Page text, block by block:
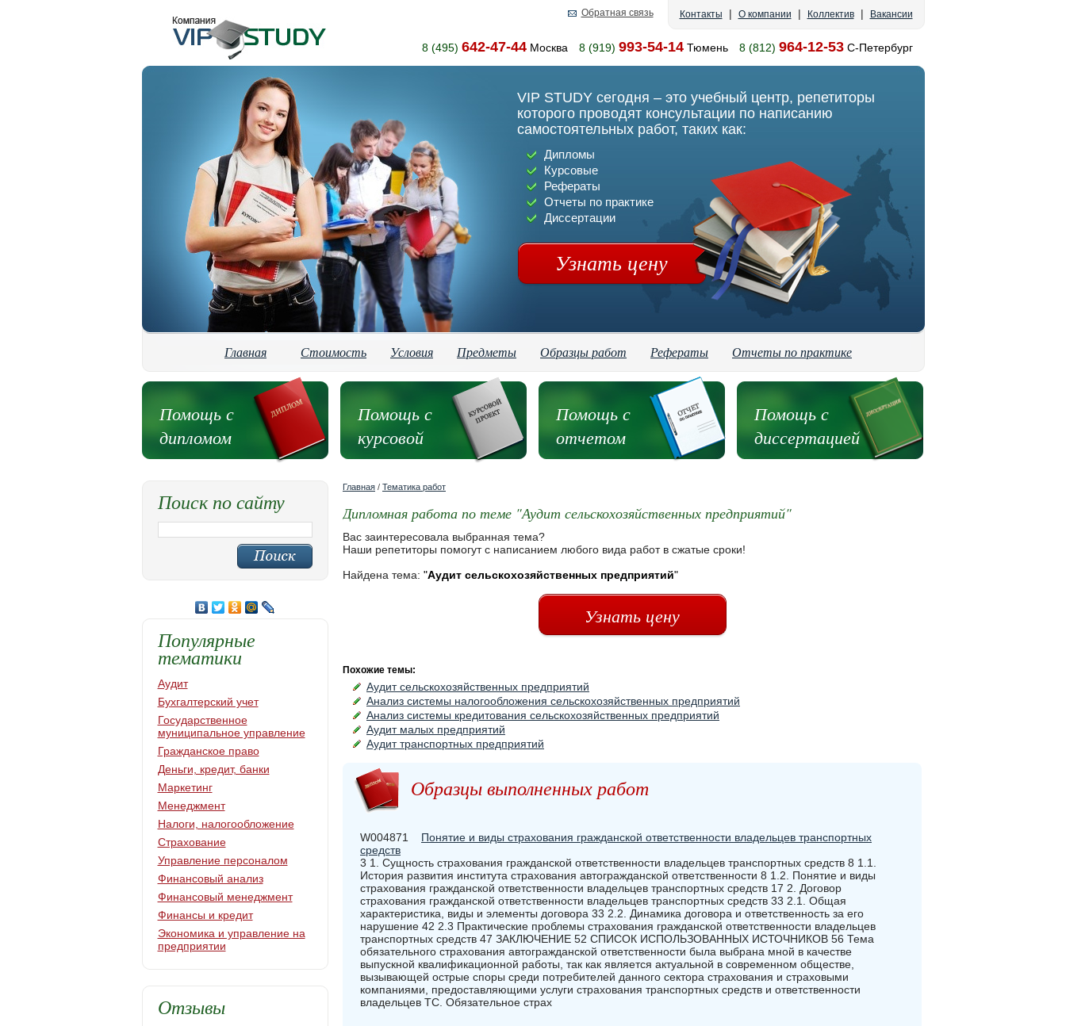
Контакты | О компании | Коллектив| Вакансии
Обратная связь
8 (495) 642-47-44Москва 8 (919) 993-54-14Тюмень 8 (812) 964-12-53С-Петербург
VIP STUDY сегодня – это учебный центр, репетиторы
которого проводят консультации по написанию
самостоятельных работ, таких как:
Дипломы
Курсовые
Рефераты
Отчеты по практике
Диссертации
Узнать цену
Главная Стоимость Условия Предметы Образцы работ Рефераты Отчеты по практике
Помощь с
дипломом
Помощь с
курсовой
Помощь с
отчетом
Помощь с
диссертацией
Главная / Тематика работ
Дипломная работа по теме "Аудит сельскохозяйственных предприятий"
Вас заинтересовала выбранная тема?
Наши репетиторы помогут с написанием любого вида работ в сжатые сроки!
Найдена тема: "Аудит сельскохозяйственных предприятий"
Узнать цену
Похожие темы:
Аудит сельскохозяйственных предприятий
Анализ системы налогообложения сельскохозяйственных предприятий
Анализ системы кредитования сельскохозяйственных предприятий
Аудит малых предприятий
Аудит транспортных предприятий
Образцы выполненных работ
W004871 Понятие и виды страхования гражданской ответственности владельцев транспортных
средств
3 1. Сущность страхования гражданской ответственности владельцев транспортных средств 8 1.1.
История развития института страхования автогражданской ответственности 8 1.2. Понятие и виды
страхования гражданской ответственности владельцев транспортных средств 17 2. Договор
страхования гражданской ответственности владельцев транспортных средств 33 2.1. Общая
характеристика, виды и элементы договора 33 2.2. Динамика договора и ответственность за его
нарушение 42 2.3 Практические проблемы страхования гражданской ответственности владельцев
транспортных средств 47 ЗАКЛЮЧЕНИЕ 52 СПИСОК ИСПОЛЬЗОВАННЫХ ИСТОЧНИКОВ 56 Тема
обязательного страхования автогражданской ответственности была выбрана мной в качестве
выпускной квалификационной работы, так как является актуальной в современном обществе,
вызывающей острые споры среди потребителей данного сектора страхования и страховыми
компаниями, предоставляющими услуги страхования транспортных средств и ответственности
владельцев ТС. Обязательное страх
Поиск по сайту
Популярные
тематики
Аудит
Бухгалтерский учет
Государственное
муниципальное управление
Гражданское право
Деньги, кредит, банки
Маркетинг
Менеджмент
Налоги, налогообложение
Страхование
Управление персоналом
Финансовый анализ
Финансовый менеджмент
Финансы и кредит
Экономика и управление на
предприятии
Отзывы